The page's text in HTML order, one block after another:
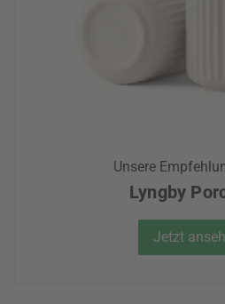
Unsere
Lyngby
Jetzt